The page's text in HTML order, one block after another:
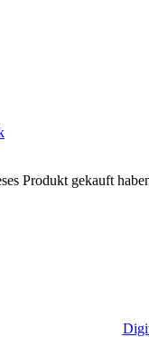
Produkt gekauft